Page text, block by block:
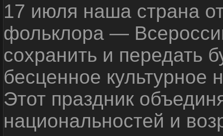
17 июля наша страна
фольклора —
сохранить и передать
бесценное культурное
Этот праздник
национальностей и